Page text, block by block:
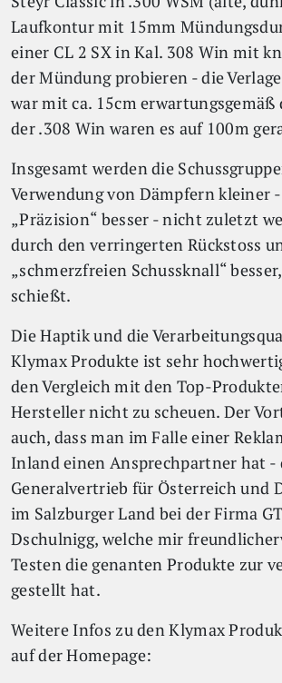
Laufkontur mit 15mm
einer CL 2 SX in Kal. 308 Win mit
der Mündung probieren - die
war mit ca. 15cm erwartungsgemäß
der .308 Win waren es auf 100m
Insgesamt werden die
Verwendung von Dämpfern kleiner
„Präzision“ besser - nicht zuletzt
durch den verringerten Rückstoss
„schmerzfreien Schussknall“
schießt.
Die Haptik und die
Klymax Produkte ist sehr
den Vergleich mit den Top-
Hersteller nicht zu scheuen. Der
auch, dass man im Falle einer
Inland einen Ansprechpartner hat -
Generalvertrieb für Österreich und
im Salzburger Land bei der Firma
Dschulnigg, welche mir
Testen die genanten Produkte zur
gestellt hat.
Weitere Infos zu den Klymax
auf der Homepage: